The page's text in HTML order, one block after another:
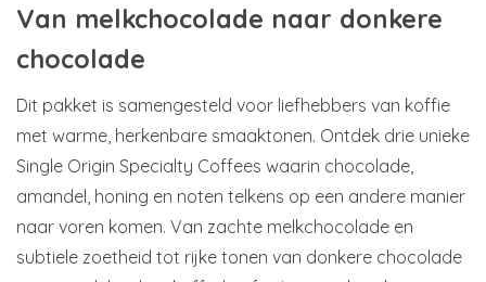
Van melkchocolade naar donkere
chocolade
Dit pakket is samengesteld voor liefhebbers van koffie
met warme, herkenbare smaaktonen. Ontdek drie unieke
Single Origin Specialty Coffees waarin chocolade,
amandel, honing en noten telkens op een andere manier
naar voren komen. Van zachte melkchocolade en
subtiele zoetheid tot rijke tonen van donkere chocolade